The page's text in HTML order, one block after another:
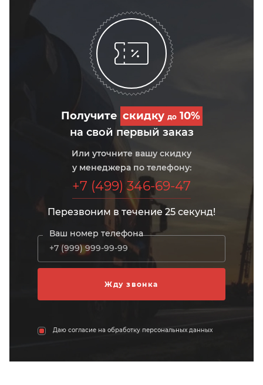
Получите скидку до10%
на свой первый заказ
Или уточните вашу скидку
у менеджера по телефону:
+7 (499) 346-69-47
Перезвоним в течение 25 секунд!
Ваш номер телефона
Даю согласие на обработку персональных данных